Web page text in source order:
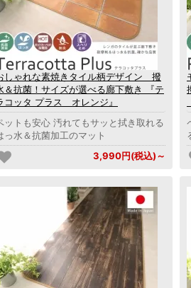
しゃれな素焼きタイル柄デザイン 撥
＆抗菌！サイズが選べる廊下敷き 『テ
コッタ プラス オレンジ』
ットも安心 汚れてもサッと拭き取れる
っ水＆抗菌加工のマット
3,990円(税込)～